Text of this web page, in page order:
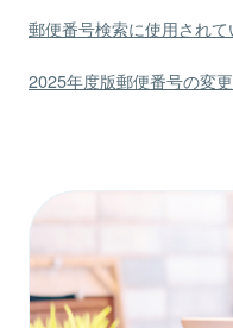
郵便番号検索に使用され
2025年度版郵便番号の変